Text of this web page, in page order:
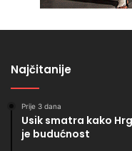
Najčitanije
Prije 3 dana
Usik smatra kako
je budućnost